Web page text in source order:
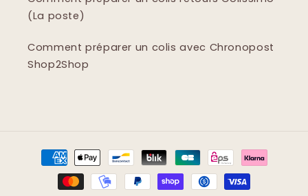
(La poste)
Comment préparer un colis avec Chronopost
Shop2Shop
Moyens
paiement